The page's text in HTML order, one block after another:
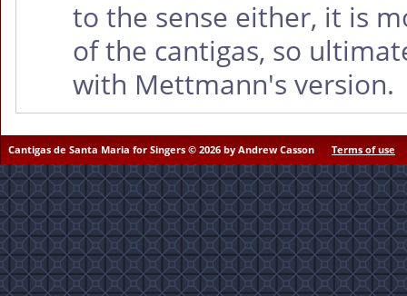
to the sense either, it is
of the cantigas, so
with Mettmann's version.
Cantigas de Santa Maria for Singers © 2026 by Andrew Casson Terms of use